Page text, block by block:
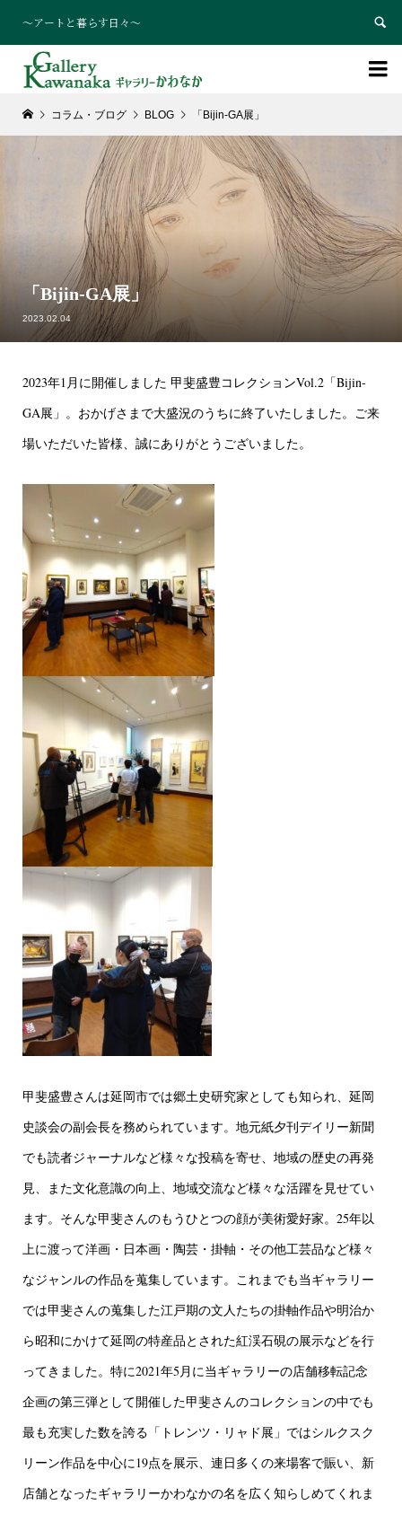
～アートと暮らす日々～ 

コラム・ブログ BLOG 「Bijin-GA展」
「Bijin-GA展」
2023.02.04
2023年1月に開催しました 甲斐盛豊コレクションVol.2「Bijin-
GA展」。おかげさまで大盛況のうちに終了いたしました。ご来
場いただいた皆様、誠にありがとうございました。
甲斐盛豊さんは延岡市では郷土史研究家としても知られ、延岡
史談会の副会長を務められています。地元紙夕刊デイリー新聞
でも読者ジャーナルなど様々な投稿を寄せ、地域の歴史の再発
見、また文化意識の向上、地域交流など様々な活躍を見せてい
ます。そんな甲斐さんのもうひとつの顔が美術愛好家。25年以
上に渡って洋画・日本画・陶芸・掛軸・その他工芸品など様々
なジャンルの作品を蒐集しています。これまでも当ギャラリー
では甲斐さんの蒐集した江戸期の文人たちの掛軸作品や明治か
ら昭和にかけて延岡の特産品とされた紅渓石硯の展示などを行
ってきました。特に2021年5月に当ギャラリーの店舗移転記念
企画の第三弾として開催した甲斐さんのコレクションの中でも
最も充実した数を誇る「トレンツ・リャド展」ではシルクスク
リーン作品を中心に19点を展示、連日多くの来場客で賑い、新
店舗となったギャラリーかわなかの名を広く知らしめてくれま